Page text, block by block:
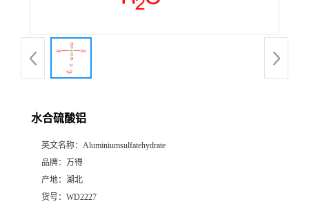
水合硫酸铝
英文名称： Aluminiumsulfatehydrate
品牌： 万得
产地： 湖北
货号： WD2227